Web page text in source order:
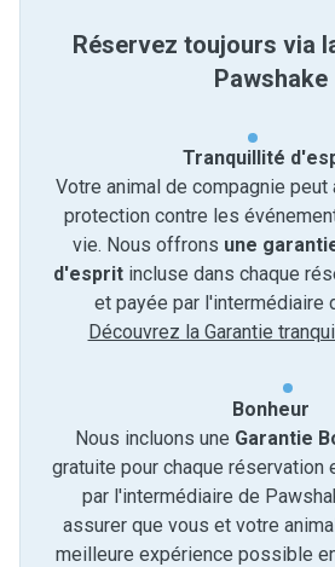
Réservez toujours via
Pawshake
Tranquillité
Votre animal de compagnie peut
protection contre les
vie. Nous offrons une
d'esprit incluse dans chaque
et payée par l'intermédiaire
Découvrez la Garantie
Bonheur
Nous incluons une Garantie
gratuite pour chaque réservation
par l'intermédiaire de
assurer que vous et votre
meilleure expérience possible